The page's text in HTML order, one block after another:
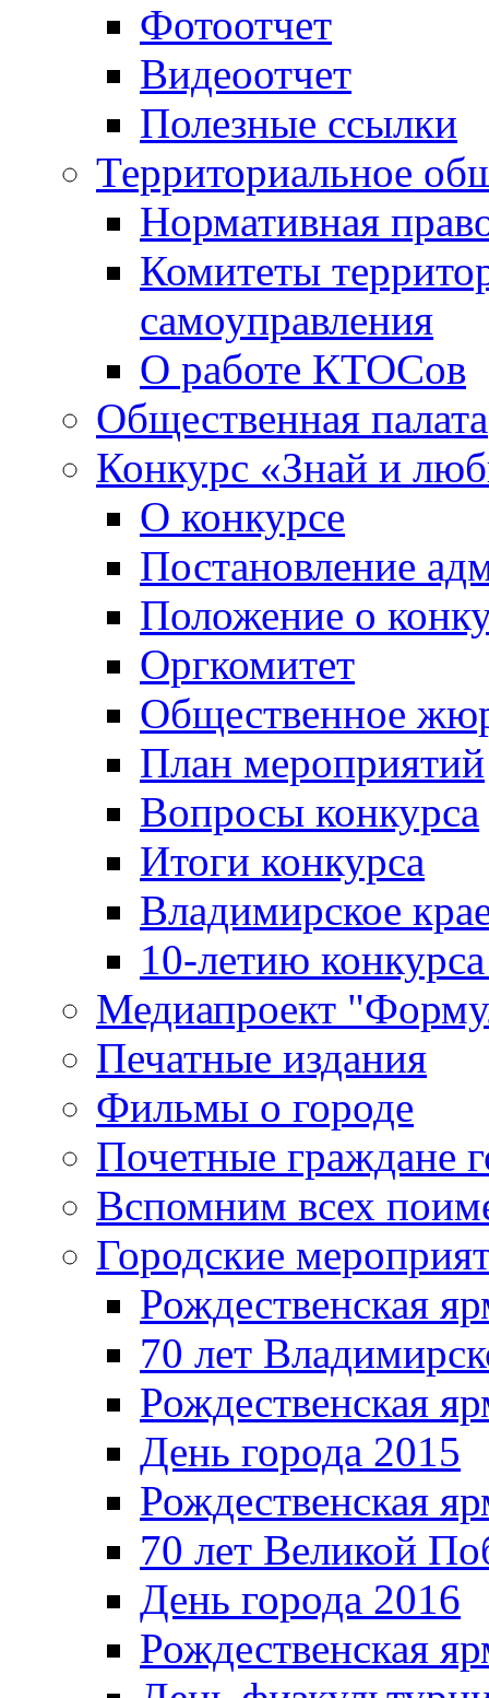
Фотоотчет
Видеоотчет
Полезные ссылки
Территориальное
Нормативная
Комитеты
самоуправления
О работе КТОСов
Общественная палата
Конкурс «Знай и
О конкурсе
Постановление
Положение о
Оргкомитет
Общественное
План мероприятий
Вопросы конкурса
Итоги конкурса
Владимирское
10-летию
Медиапроект
Печатные издания
Фильмы о городе
Почетные граждане
Вспомним всех
Городские
Рождественская
70 лет
Рождественская
День города 2015
Рождественская
70 лет Великой
День города 2016
Рождественская